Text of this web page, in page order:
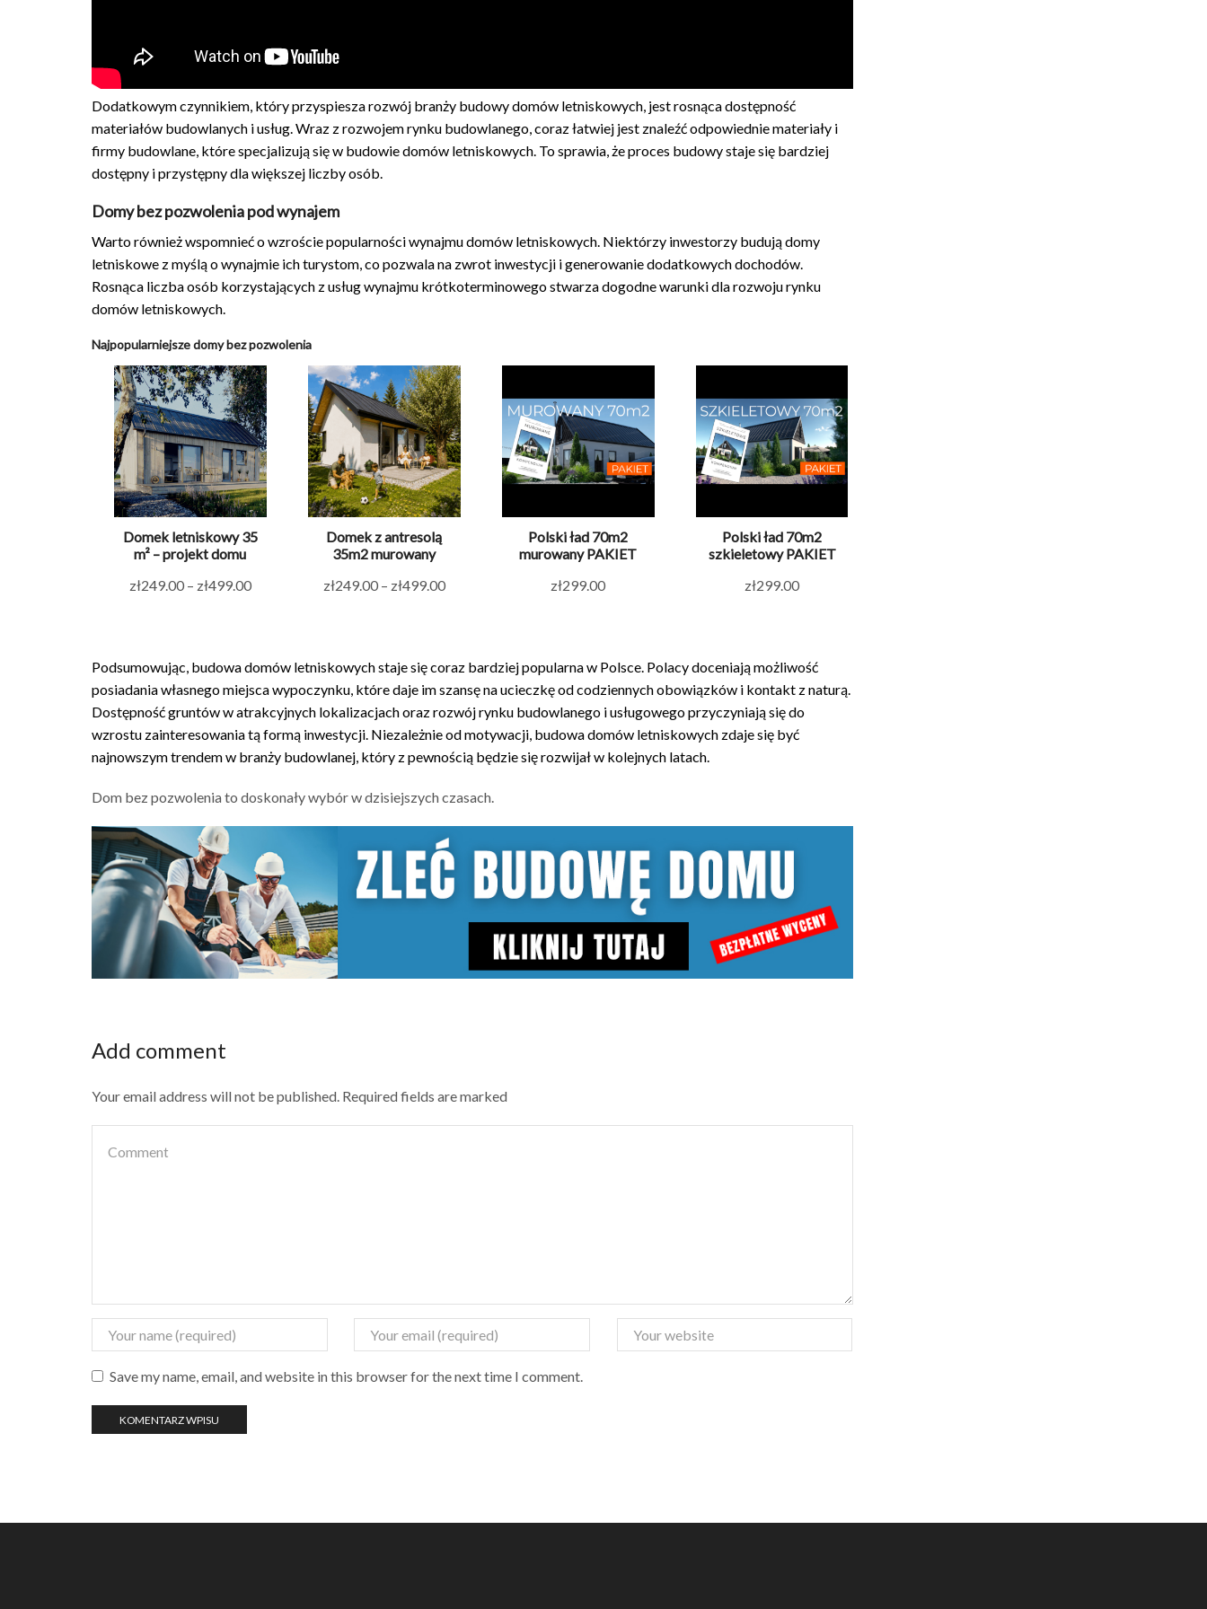
Dodatkowym czynnikiem, który przyspiesza rozwój branży budowy domów letniskowych, jest rosnąca dostępność
materiałów budowlanych i usług. Wraz z rozwojem rynku budowlanego, coraz łatwiej jest znaleźć odpowiednie materiały i
firmy budowlane, które specjalizują się w budowie domów letniskowych. To sprawia, że proces budowy staje się bardziej
dostępny i przystępny dla większej liczby osób.
Domy bez pozwolenia pod wynajem
Warto również wspomnieć o wzroście popularności wynajmu domów letniskowych. Niektórzy inwestorzy budują domy
letniskowe z myślą o wynajmie ich turystom, co pozwala na zwrot inwestycji i generowanie dodatkowych dochodów.
Rosnąca liczba osób korzystających z usług wynajmu krótkoterminowego stwarza dogodne warunki dla rozwoju rynku
domów letniskowych.
Najpopularniejsze domy bez pozwolenia
Domek letniskowy 35
m² – projekt domu
zł249.00 – zł499.00Zakres
zł249.00
do
zł499.00
Domek z antresolą
35m2 murowany
zł249.00 – zł499.00Zakres
zł249.00
do
zł499.00
Polski ład 70m2
murowany PAKIET
zł299.00
Polski ład 70m2
szkieletowy PAKIET
zł299.00
Podsumowując, budowa domów letniskowych staje się coraz bardziej popularna w Polsce. Polacy doceniają możliwość
posiadania własnego miejsca wypoczynku, które daje im szansę na ucieczkę od codziennych obowiązków i kontakt z naturą.
Dostępność gruntów w atrakcyjnych lokalizacjach oraz rozwój rynku budowlanego i usługowego przyczyniają się do
wzrostu zainteresowania tą formą inwestycji. Niezależnie od motywacji, budowa domów letniskowych zdaje się być
najnowszym trendem w branży budowlanej, który z pewnością będzie się rozwijał w kolejnych latach.
Dom bez pozwolenia to doskonały wybór w dzisiejszych czasach.
Add comment
Your email address will not be published. Required fields are marked
Save my name, email, and website in this browser for the next time I comment.